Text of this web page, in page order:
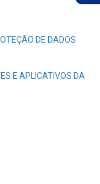
DE DADOS
E APLICATIVOS DA